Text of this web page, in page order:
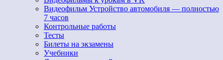
Видеофильм Устройство автомобиля — полностью
7 часов
Контрольные работы
Тесты
Билеты на экзамены
Учебники